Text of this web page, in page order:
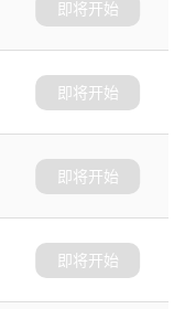
即将开始
即将开始
即将开始
即将开始